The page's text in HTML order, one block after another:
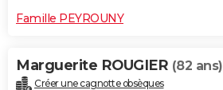
Famille PEYROUNY
Marguerite ROUGIER (82 ans)
Créer une cagnotte obsèques